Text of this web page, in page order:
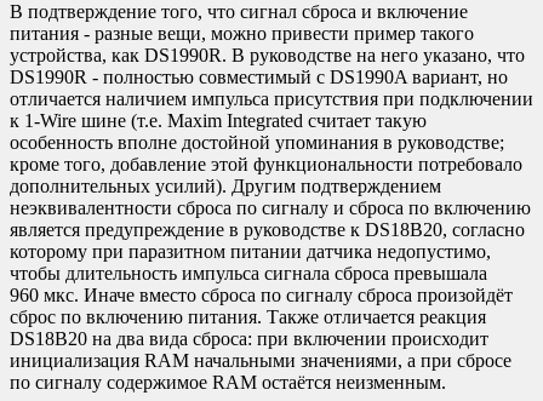
В подтверждение того, что сигнал сброса и включение
питания - разные вещи, можно привести пример такого
устройства, как DS1990R. В руководстве на него указано, что
DS1990R - полностью совместимый с DS1990A вариант, но
отличается наличием импульса присутствия при подключении
к 1-Wire шине (т.е. Maxim Integrated считает такую
особенность вполне достойной упоминания в руководстве;
кроме того, добавление этой функциональности потребовало
дополнительных усилий). Другим подтверждением
неэквивалентности сброса по сигналу и сброса по включению
является предупреждение в руководстве к DS18B20, согласно
которому при паразитном питании датчика недопустимо,
чтобы длительность импульса сигнала сброса превышала
960 мкс. Иначе вместо сброса по сигналу сброса произойдёт
сброс по включению питания. Также отличается реакция
DS18B20 на два вида сброса: при включении происходит
инициализация RAM начальными значениями, а при сбросе
по сигналу содержимое RAM остаётся неизменным.